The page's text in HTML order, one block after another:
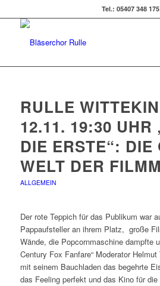
Tel.: 05407 348
RULLE
12.11. 19:30 UHR
DIE ERSTE“: DIE
ELT DER
ALLGEMEIN
Der rote Teppich für das Publikum war
Pappaufsteller an ihrem Platz, große
Wände, die Popcornmaschine dampfte
Century Fox Fanfare“ Moderator
mit seinem Bauchladen das begehrte
das Feeling perfekt und das Kino für